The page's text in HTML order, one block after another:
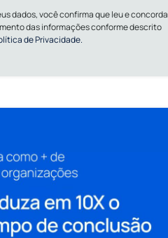
dados, você confirma que leu e concorda
das informações conforme descrito
de Privacidade.